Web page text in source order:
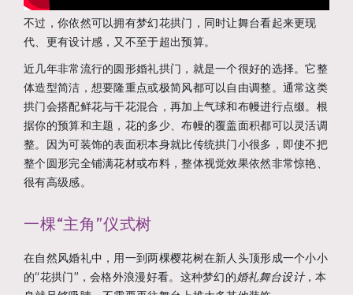
不过，你依然可以拥有梦幻花拱门，同时让舞台看起来更现
代、更有设计感，又不至于超出预算。
近几年非常流行的圆形婚礼拱门，就是一个很好的选择。它整
体造型简洁，想要隆重点或极简风都可以自由调整。通常这类
拱门会搭配鲜花与干花混合，再加上气球和布幔进行点缀。根
据你的预算和主题，花的多少、布幔的覆盖面积都可以灵活调
整。因为可装饰的表面积本身就比传统拱门小很多，即使不把
整个圆形完全铺满花材或布料，整体视觉效果依然非常惊艳、
很有高级感。
一棵“主角”仪式树
在自然风婚礼中，用一到两棵樱花树在新人头顶形成一个小小
的“花拱门”，会格外浪漫好看。这种梦幻的婚礼舞台设计，本